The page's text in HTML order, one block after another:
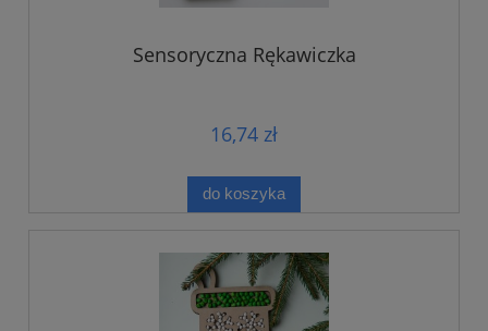
Sensoryczna Rękawiczka
16,74 zł
do koszyka